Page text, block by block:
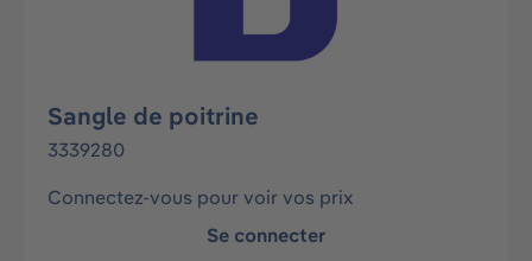
Sangle de poitrine
3339280
Connectez-vous pour voir vos prix
Se connecter